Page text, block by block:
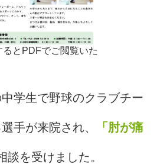
るとPDFでご閲覧いた
学生で野球のクラブチー
手が来院され、 「肘が痛
談を受けました。